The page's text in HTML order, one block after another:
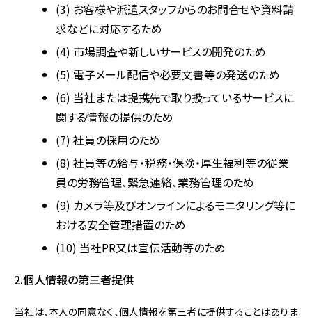
(3) お客様や派遣スタッフからのお問合せや資料請
求などに対応するため
(4) 市場調査や新しいサービスの開発のため
(5) 電子メール配信や必要文書等の発送のため
(6) 当社または提携先で取り扱っているサービスに
関する情報の提供のため
(7) 社員の採用のため
(8) 社員等の給与・税務・保険・厚生福利等の従業
員の労務管理、緊急連絡、業務管理のため
(9) カメラ等及びオンラインによるモニタリング等に
おける安全管理措置のため
(10) 当社PR又は宣伝活動等のため
2.個人情報の第三者提供
当社は、本人の同意なく、個人情報を第三者に提供することはありま